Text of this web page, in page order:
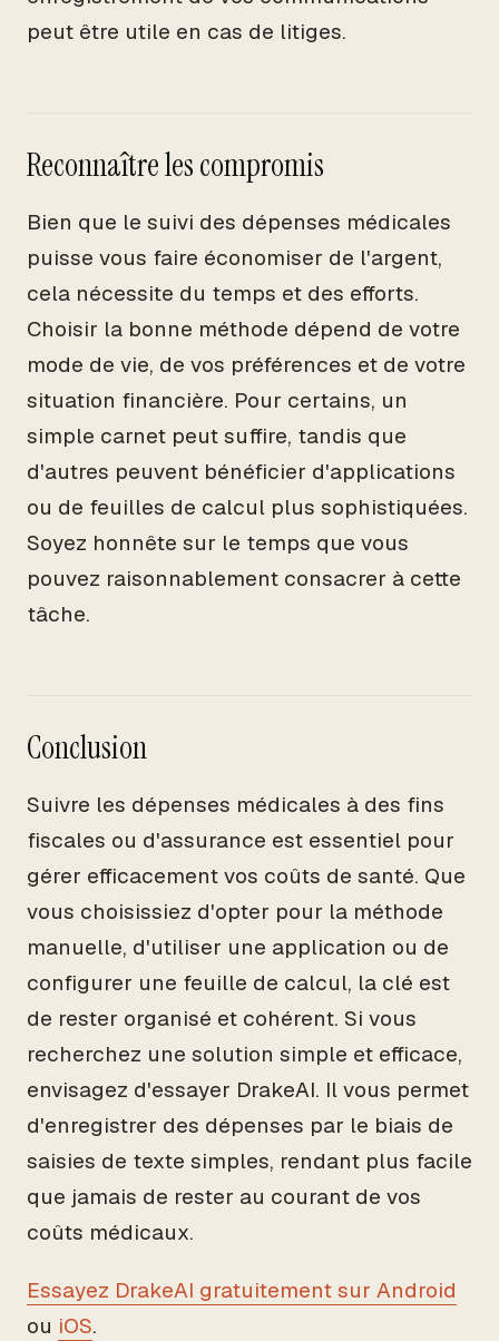
peut être utile en cas de litiges.
Reconnaître les compromis
Bien que le suivi des dépenses médicales
puisse vous faire économiser de l'argent,
cela nécessite du temps et des efforts.
Choisir la bonne méthode dépend de votre
mode de vie, de vos préférences et de votre
situation financière. Pour certains, un
simple carnet peut suffire, tandis que
d'autres peuvent bénéficier d'applications
ou de feuilles de calcul plus sophistiquées.
Soyez honnête sur le temps que vous
pouvez raisonnablement consacrer à cette
tâche.
Conclusion
Suivre les dépenses médicales à des fins
fiscales ou d'assurance est essentiel pour
gérer efficacement vos coûts de santé. Que
vous choisissiez d'opter pour la méthode
manuelle, d'utiliser une application ou de
configurer une feuille de calcul, la clé est
de rester organisé et cohérent. Si vous
recherchez une solution simple et efficace,
envisagez d'essayer DrakeAI. Il vous permet
d'enregistrer des dépenses par le biais de
saisies de texte simples, rendant plus facile
que jamais de rester au courant de vos
coûts médicaux.
Essayez DrakeAI gratuitement sur Android
ou iOS.